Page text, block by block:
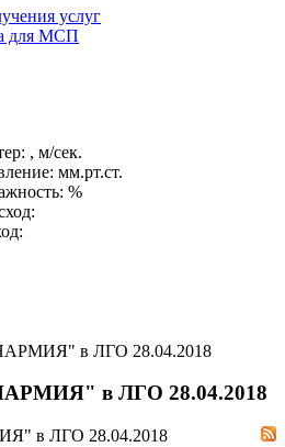
услуг
для МСП
, м/сек.
мм.рт.ст.
%
в ЛГО 28.04.2018
в ЛГО 28.04.2018
в ЛГО 28.04.2018